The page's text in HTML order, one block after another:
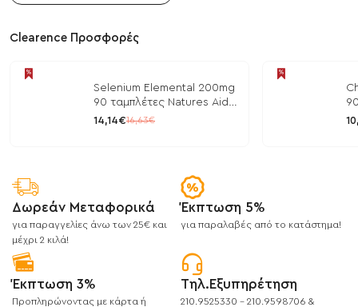
Clearence Προσφορές
Selenium Elemental 200mg
90 ταμπλέτες Natures Aid
/ Μέταλλα
14,14€16,63€
/
Δωρεάν Μεταφορικά
για παραγγελίες άνω των 25€ και
μέχρι 2 κιλά!
Έκπτωση 5%
για παραλαβές από το κατάστημα!
Έκπτωση 3%
Προπληρώνοντας με κάρτα ή
Τηλ.Εξυπηρέτηση
210.9525330 - 210.9598706 &